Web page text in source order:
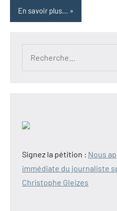
En savoir plus...
Signez la pétition : Nous
immédiate du journaliste
Christophe Gleizes